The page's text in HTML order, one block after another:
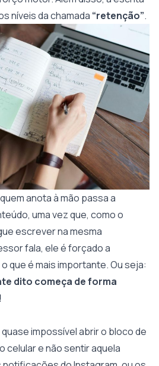
níveis da chamada “retenção”.
anota à mão passa a
uma vez que, como o
escrever na mesma
fala, ele é forçado a
que é mais importante. Ou seja:
dito começa de forma
impossível abrir o bloco de
celular e não sentir aquela